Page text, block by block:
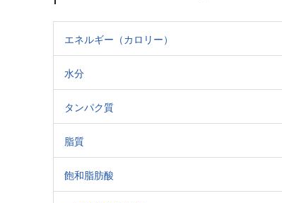
エネルギー（カロリー）
水分
タンパク質
脂質
飽和脂肪酸